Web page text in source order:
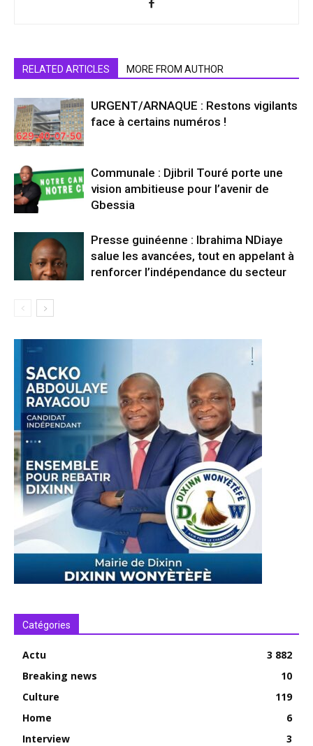
RELATED ARTICLES MORE FROM AUTHOR
URGENT/ARNAQUE : Restons vigilants
face à certains numéros !
Communale : Djibril Touré porte une
vision ambitieuse pour l’avenir de
Gbessia
Presse guinéenne : Ibrahima NDiaye
salue les avancées, tout en appelant à
renforcer l’indépendance du secteur
Catégories
Actu
3 882
Breaking news
10
Culture
119
Home
6
Interview
3